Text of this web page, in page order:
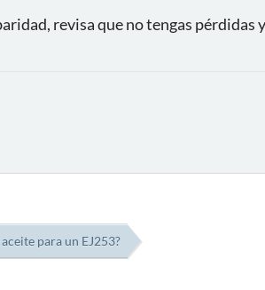
revisa que no tengas
aceite para un EJ253?